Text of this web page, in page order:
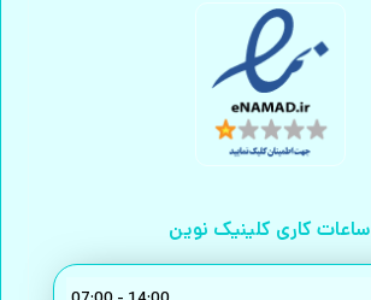
ساعات کاری کلینیک نوین